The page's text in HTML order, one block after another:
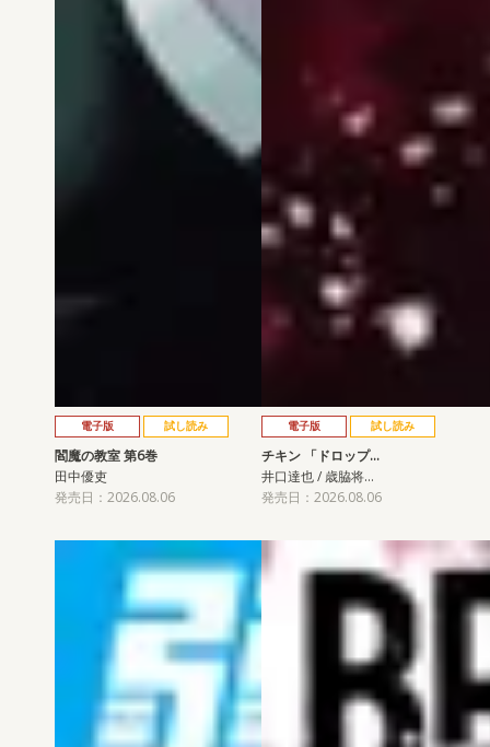
電子版 試し読み
閻魔の教室 第6巻
田中優吏
発売日：2026.08.06
電子版 試し読み
チキン 「ドロップ…
井口達也 / 歳脇将…
発売日：2026.08.06